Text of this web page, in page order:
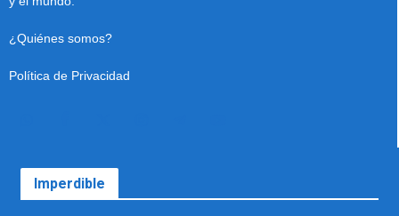
¿Quiénes somos?
Política de Privacidad
Imperdible